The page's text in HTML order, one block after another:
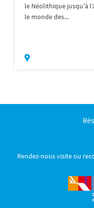
le Néolithique jusqu’à
le monde des...
Rendez-nous visite ou